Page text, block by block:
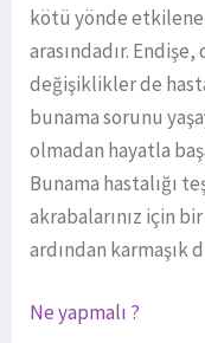
kötü yönde
arasındadır.
değişiklikler de
bunama sorunu
olmadan hayatla
Bunama hastalığı
akrabalarınız için
ardından
Ne yapmalı ?